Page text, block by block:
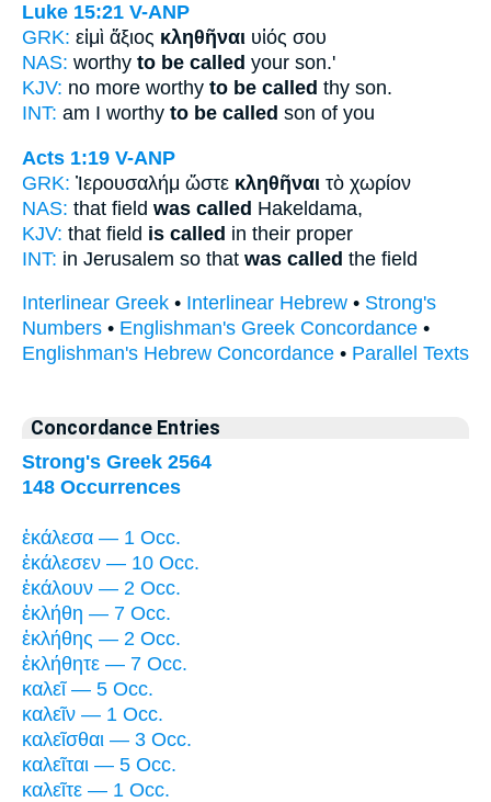
Luke 15:21 V-ANP
GRK: εἰμὶ ἄξιος κληθῆναι υἱός σου
NAS: worthy to be called your son.'
KJV: no more worthy to be called thy son.
INT: am I worthy to be called son of you
Acts 1:19 V-ANP
GRK: Ἰερουσαλήμ ὥστε κληθῆναι τὸ χωρίον
NAS: that field was called Hakeldama,
KJV: that field is called in their proper
INT: in Jerusalem so that was called the field
Interlinear Greek • Interlinear Hebrew • Strong's
Numbers • Englishman's Greek Concordance •
Englishman's Hebrew Concordance • Parallel Texts
Concordance Entries
Strong's Greek 2564
148 Occurrences
ἐκάλεσα — 1 Occ.
ἐκάλεσεν — 10 Occ.
ἐκάλουν — 2 Occ.
ἐκλήθη — 7 Occ.
ἐκλήθης — 2 Occ.
ἐκλήθητε — 7 Occ.
καλεῖ — 5 Occ.
καλεῖν — 1 Occ.
καλεῖσθαι — 3 Occ.
καλεῖται — 5 Occ.
καλεῖτε — 1 Occ.